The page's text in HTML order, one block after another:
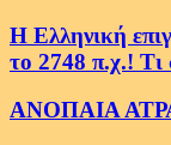
Η Ελληνική
το 2748 π.χ.! Τι
ΑΝΟΠΑΙΑ